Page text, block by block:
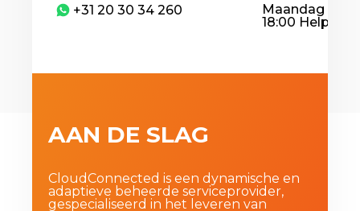
​+31 20 30 34 260
Maandag –
18:00
AAN DE SLAG
CloudConnected is een dynamische en
adaptieve beheerde serviceprovider,
gespecialiseerd in het leveren van